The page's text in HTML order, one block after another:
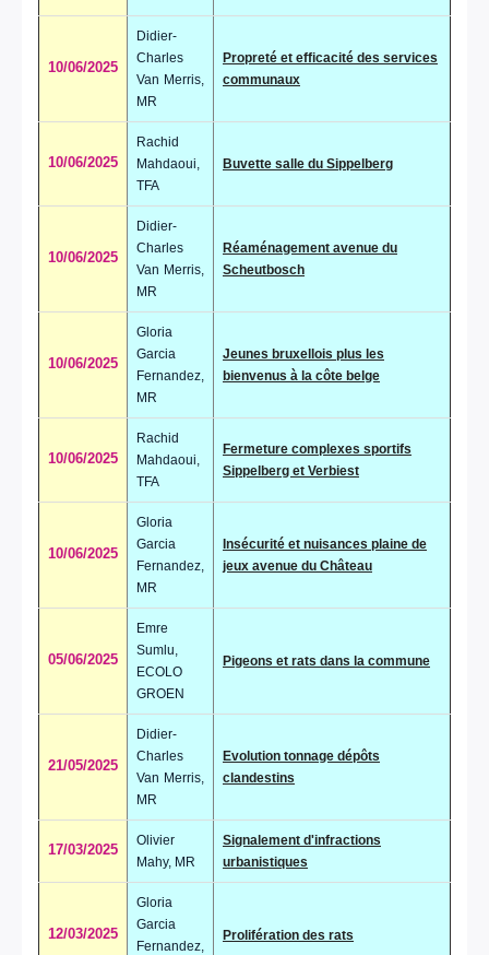
10/06/2025
Didier-
Charles
Van Merris,
MR
Propreté et efficacité des services
communaux
10/06/2025
Rachid
Mahdaoui,
TFA
Buvette salle du Sippelberg
10/06/2025
Didier-
Charles
Van Merris,
MR
Réaménagement avenue du
Scheutbosch
10/06/2025
Gloria
Garcia
Fernandez,
MR
Jeunes bruxellois plus les
bienvenus à la côte belge
10/06/2025
Rachid
Mahdaoui,
TFA
Fermeture complexes sportifs
Sippelberg et Verbiest
10/06/2025
Gloria
Garcia
Fernandez,
MR
Insécurité et nuisances plaine de
jeux avenue du Château
05/06/2025
Emre
Sumlu,
ECOLO
GROEN
Pigeons et rats dans la commune
21/05/2025
Didier-
Charles
Van Merris,
MR
Evolution tonnage dépôts
clandestins
17/03/2025
Olivier
Mahy, MR
Signalement d'infractions
urbanistiques
12/03/2025
Gloria
Garcia
Fernandez,
Prolifération des rats